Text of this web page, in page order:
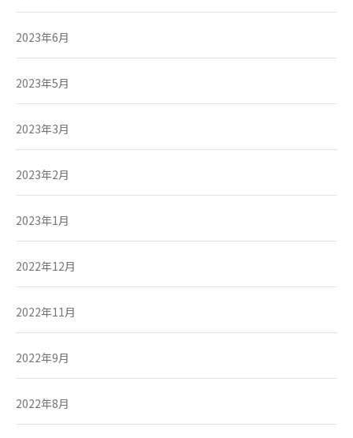
2023年6月
2023年5月
2023年3月
2023年2月
2023年1月
2022年12月
2022年11月
2022年9月
2022年8月